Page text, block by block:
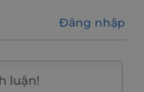
Đăng nhập